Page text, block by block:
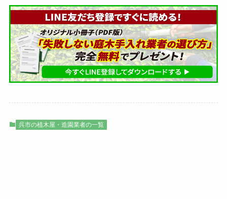
呉市の植木屋・造園業者の一覧